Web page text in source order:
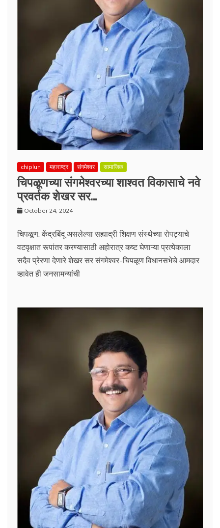
chiplun महाराष्ट्र संगमेश्वर सामाजिक
चिपळूणच्या संगमेश्वरच्या शाश्वत विकासाचे नवे
प्रवर्तक शेखर सर…
October 24, 2024
चिपळूण: केंद्रबिंदू असलेल्या सह्याद्री शिक्षण संस्थेच्या रोपट्याचे
वटवृक्षात रूपांतर करण्यासाठी अहोरात्र कष्ट घेणाऱ्या प्रत्येकाला
सदैव प्रेरणा देणारे शेखर सर संगमेश्वर-चिपळूण विधानसभेचे आमदार
व्हावेत ही जनसामन्यांची